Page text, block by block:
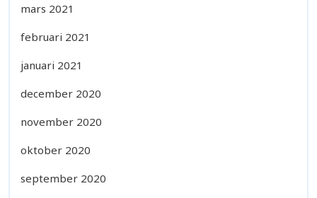
mars 2021
februari 2021
januari 2021
december 2020
november 2020
oktober 2020
september 2020